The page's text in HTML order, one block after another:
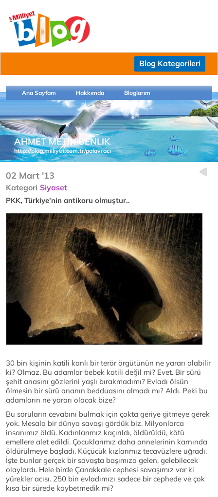
Blog Kategorileri
Ana Sayfam Hakkımda Bloglarım
AHMET METIN SENLIK
http://blog.milliyet.com.tr/palavraci
02 Mart '13
Kategori Siyaset
PKK, Türkiye'nin antikoru olmuştur..
30 bin kişinin katili kanlı bir terör örgütünün ne yararı olabilir
ki? Olmaz. Bu adamlar bebek katili değil mi? Evet. Bir sürü
şehit anasını gözlerini yaşlı bırakmadımı? Evladı ölsün
ölmesin bir sürü ananın bedduasını almadı mı? Aldı. Peki bu
adamların ne yararı olacak bize?
Bu soruların cevabını bulmak için çokta geriye gitmeye gerek
yok. Mesala bir dünya savaşı gördük biz. Milyonlarca
insanımız öldü. Kadınlarımız kaçırıldı, öldürüldü, kötü
emellere alet edildi. Çocuklarımız daha annelerinin karnında
öldürülmeye başladı. Küçücük kızlarımız tecavüzlere uğradı.
İşte bunlar gerçek bir savaşta başımıza gelen, gelebilecek
olaylardı. Hele birde Çanakkale cephesi savaşımız var ki
yürekler acısı. 250 bin evladımızı sadece bir cephede ve çok
kısa bir sürede kaybetmedik mi?